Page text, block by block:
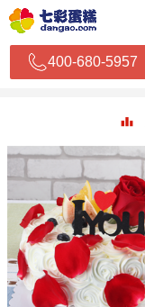
400-680-5957